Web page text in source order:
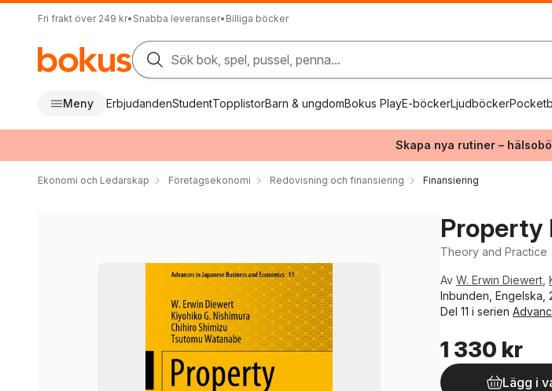
Fri frakt över 249 kr• Snabba leveranser• Billiga böcker
Sök bok, spel, pussel, penna...
Meny ErbjudandenStudentTopplistorBarn & ungdomBokus PlayE-böckerLjudböcker
Skapa nya rutiner –
Ekonomi och Ledarskap Företagsekonomi Redovisning och finansiering Finansiering
Property
Theory and Practice
Av W. Erwin Diewert
Inbunden, Engelska,
Del 11 i serien
1 330 kr
Lägg i